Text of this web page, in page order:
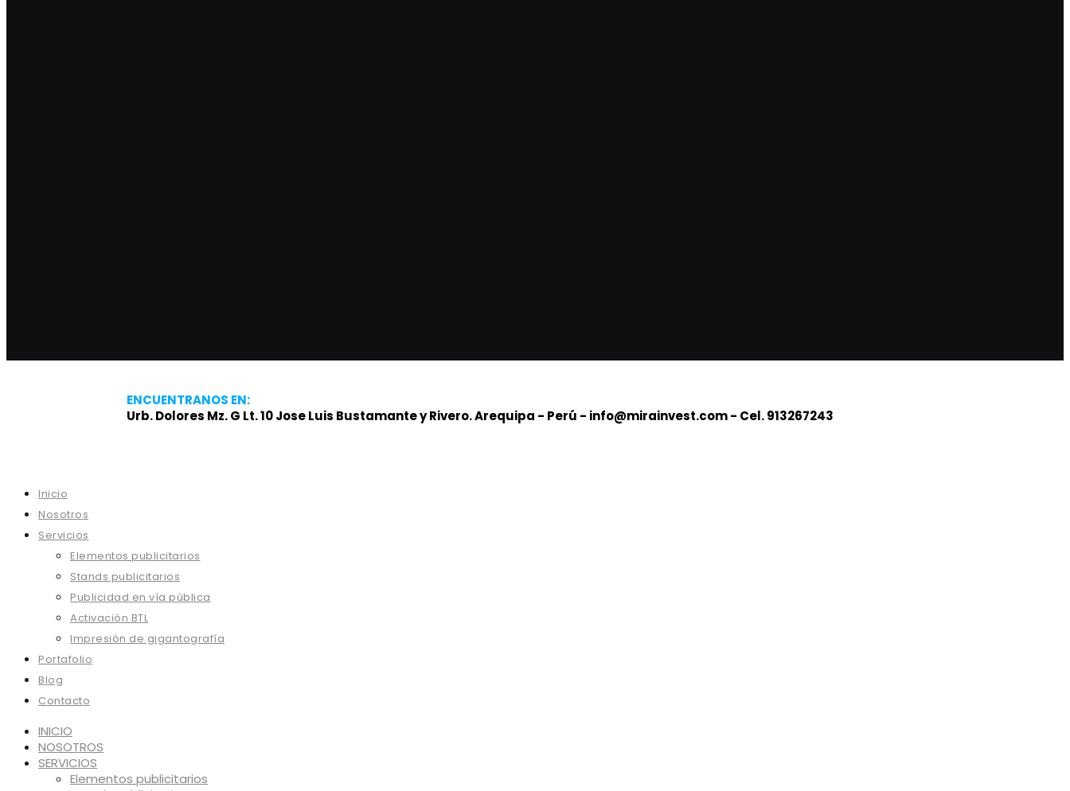
ENCUENTRANOS EN:
Urb. Dolores Mz. G Lt. 10 Jose Luis Bustamante y Rivero. Arequipa - Perú - info@mirainvest.com - Cel.913267243
Inicio
Nosotros
Servicios
Elementos publicitarios
Stands publicitarios
Publicidad en vía pública
Activación BTL
Impresión de gigantografía
Portafolio
Blog
Contacto
INICIO
NOSOTROS
SERVICIOS
Elementos publicitarios